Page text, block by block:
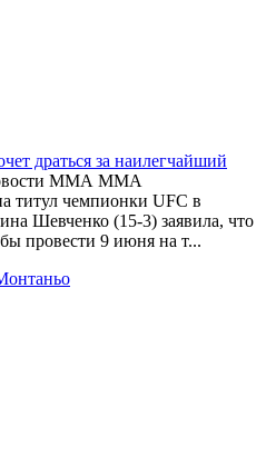
драться за наилегчайший
MMA
титул чемпионки UFC в
Шевченко (15-3) заявила, что
провести 9 июня на т...